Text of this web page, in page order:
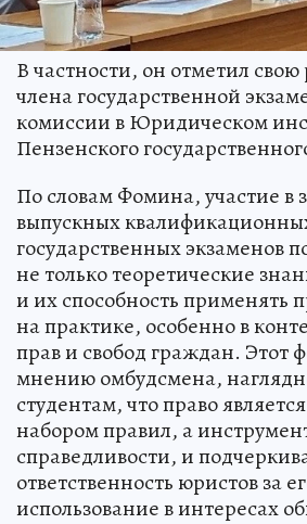
В частности, он отметил свою
члена государственной
комиссии в Юридическом
Пензенского
По словам Фомина, участие в
выпускных
государственных экзаменов
не только теоретические
и их способность применять
на практике, особенно в
прав и свобод граждан. Этот
мнению омбудсмена,
студентам, что право
набором правил, а
справедливости, и
ответственность юристов за
использование в интересах